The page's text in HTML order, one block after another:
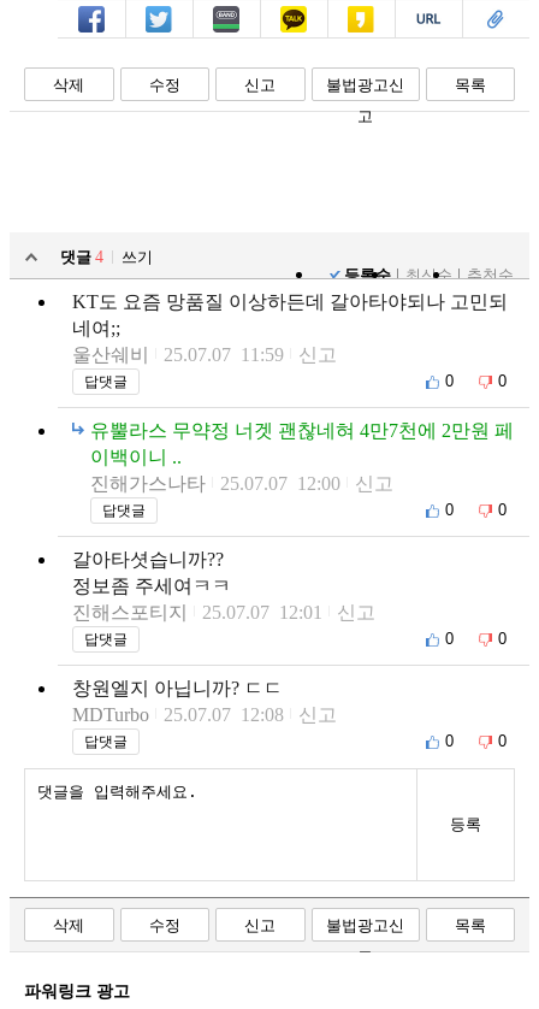
페북 트윗 밴드 카톡 카스 복사 스크랩
삭제 수정 신고
불법광고신
고
목록
댓글 4
쓰기
등록순
최신순 추천순
KT도 요즘 망품질 이상하든데 갈아타야되나 고민되
네여;;
울산쉐비
25.07.07 11:59 신고
답댓글 0 0
유뿔라스 무약정 너겟 괜찮네혀 4만7천에 2만원 페
이백이니 ..
진해가스나타
25.07.07 12:00 신고
답댓글 0 0
갈아타셧습니까??
정보좀 주세여ㅋㅋ
진해스포티지
25.07.07 12:01 신고
답댓글 0 0
창원엘지 아닙니까? ㄷㄷ
MDTurbo
25.07.07 12:08 신고
답댓글 0 0
등록
삭제 수정 신고
불법광고신
고
목록
파워링크 광고